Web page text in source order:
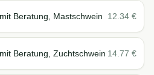
Beratung, Mastschwein 12.34 €
Beratung, Zuchtschwein 14.77 €